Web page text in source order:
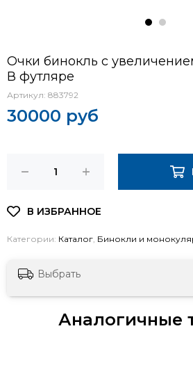
Очки бинокль с
В футляре
Артикул: 883792
30000 руб
Категории: Каталог, Бинокли и
Выбрать
Аналогичные